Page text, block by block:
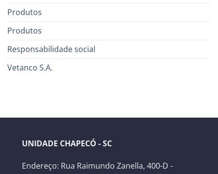
Produtos
Produtos
Responsabilidade social
Vetanco S.A.
UNIDADE CHAPECÓ - SC
Endereço: Rua Raimundo Zanella, 400-D -